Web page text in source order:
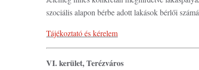
szociális alapon bérbe adott lakások bérlői
Tájékoztató és kérelem
VI. kerület, Terézváros